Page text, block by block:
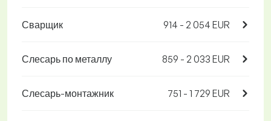
Сварщик 914 - 2 054 EUR
Слесарь по металлу 859 - 2 033 EUR
Слесарь-монтажник 751 - 1 729 EUR